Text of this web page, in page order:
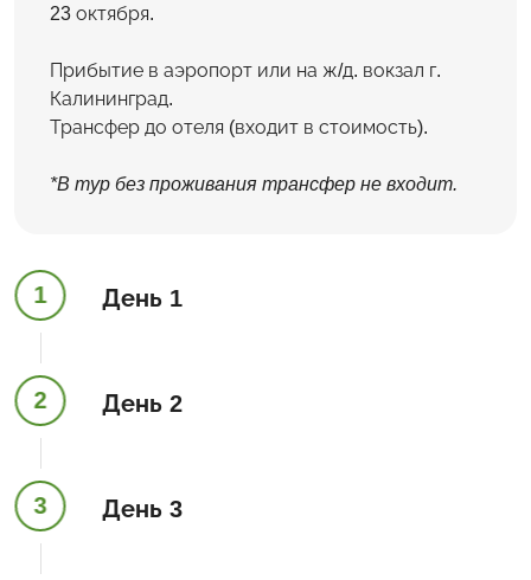
23 октября.
Прибытие в аэропорт или на ж/д. вокзал г.
Калининград.
Трансфер до отеля (входит в стоимость).
*В тур без проживания трансфер не входит.
1 День 1
2 День 2
3 День 3